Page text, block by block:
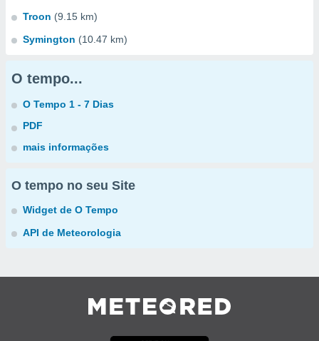
Troon (9.15 km)
Symington (10.47 km)
O tempo...
O Tempo 1 - 7 Dias
PDF
mais informações
O tempo no seu Site
Widget de O Tempo
API de Meteorologia